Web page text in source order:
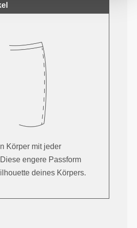
Körper mit jeder
engere Passform
deines Körpers.